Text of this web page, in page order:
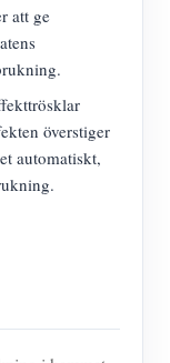
att ge
överstiger
automatiskt,